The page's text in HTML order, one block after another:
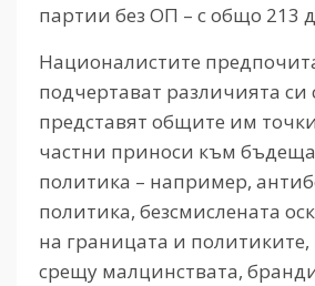
партии без ОП – с общо 213
Националистите
подчертават различията си
представят общите им
частни приноси към
политика – например,
политика, безсмислената
на границата и политиките,
срещу малцинствата,